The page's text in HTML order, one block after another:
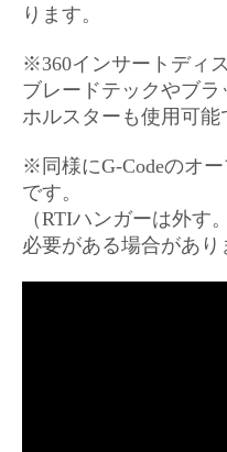
ります。
※360インサートディス
ブレードテックやブ
ホルスターも使用可能
※同様にG-Codeのオ
です。
（RTIハンガーは外す
必要がある場合があり